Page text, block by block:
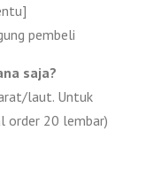
pembeli
saja?
laut. Untuk
order 20 lembar)